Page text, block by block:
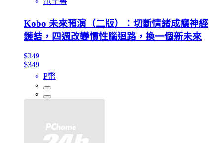
Kobo 未來預演（二版）：切斷情緒成癮神經
鏈結，四週改變慣性腦迴路，換一個新未來
$349
$349
P幣